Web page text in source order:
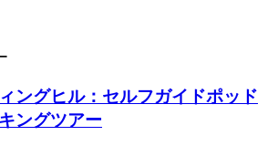
ングヒル：セルフガイドポッド
ングツアー